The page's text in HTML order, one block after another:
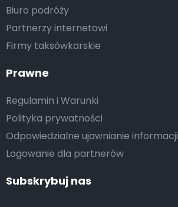
Biuro podróży
Partnerzy internetowi
Firmy taksówkarskie
Prawne
Regulamin i Warunki
Polityka prywatności
Odpowiedzialne ujawnianie informacji
Logowanie dla partnerów
Subskrybuj nas